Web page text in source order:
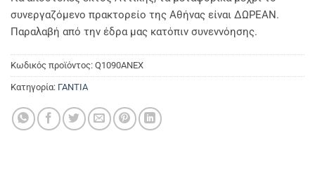
συνεργαζόμενο πρακτορείο της Αθήνας είναι ΔΩΡΕΑΝ.
Παραλαβή από την έδρα μας κατόπιν συνεννόησης.
Κωδικός προϊόντος: Q1090ANEX
Κατηγορία: ΓΑΝΤΙΑ